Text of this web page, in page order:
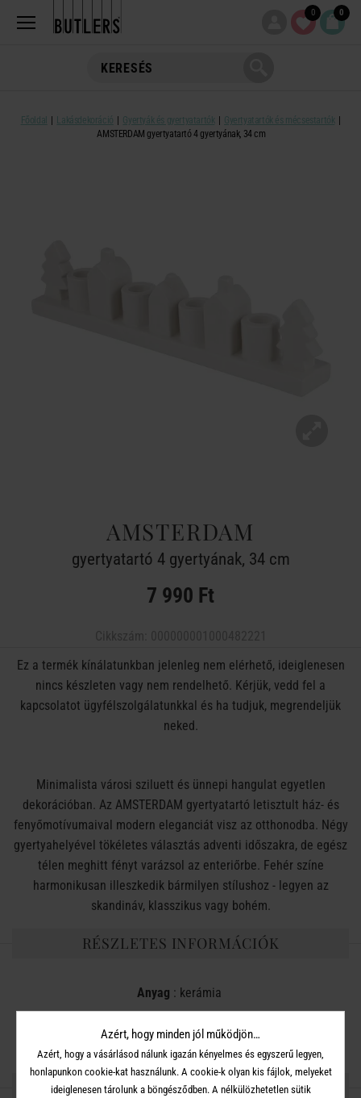
0 0
Főoldal Lakásdekoráció Gyertyák és gyertyatartók
Gyertyatartók és mécsestartók
AMSTERDAM gyertyatartó 4 gyertyának, 34 cm
AMSTERDAM
gyertyatartó 4 gyertyának, 34 cm
7 990 Ft
Ez a termék kínálatunkban jelenleg nem elérhető, ideiglenesen
nincs készleten vagy nem rendelhető. Kérjük, vedd fel a
kapcsolatot ügyfélszolgálatunkkal és ha tudjuk, megrendeljük
neked.
Minimalista városi sziluett és ünnepi hangulat egyetlen
dekorációban. Az AMSTERDAM gyertyatartó letisztult ház- és
fenyőmotívumaival modern eleganciát visz az otthonodba. Négy
gyertyahelyével tökéletes választás adventi időszakra, de egész
télen meghitt fényt varázsol az enteriőrbe. Fehér színe
harmonikusan illeszkedik bármilyen stílushoz - legyen az
skandináv, klasszikus vagy bohém.
RÉSZLETES INFORMÁCIÓK
Anyag : kerámia
Méret : 34 cm
OSZD MEG MÁSOKKAL!
Azért, hogy minden jól működjön…
Azért, hogy a vásárlásod nálunk igazán kényelmes és egyszerű legyen,
honlapunkon cookie-kat használunk. A cookie-k olyan kis fájlok, melyeket
ideiglenesen tárolunk a böngésződben. A nélkülözhetetlen sütik